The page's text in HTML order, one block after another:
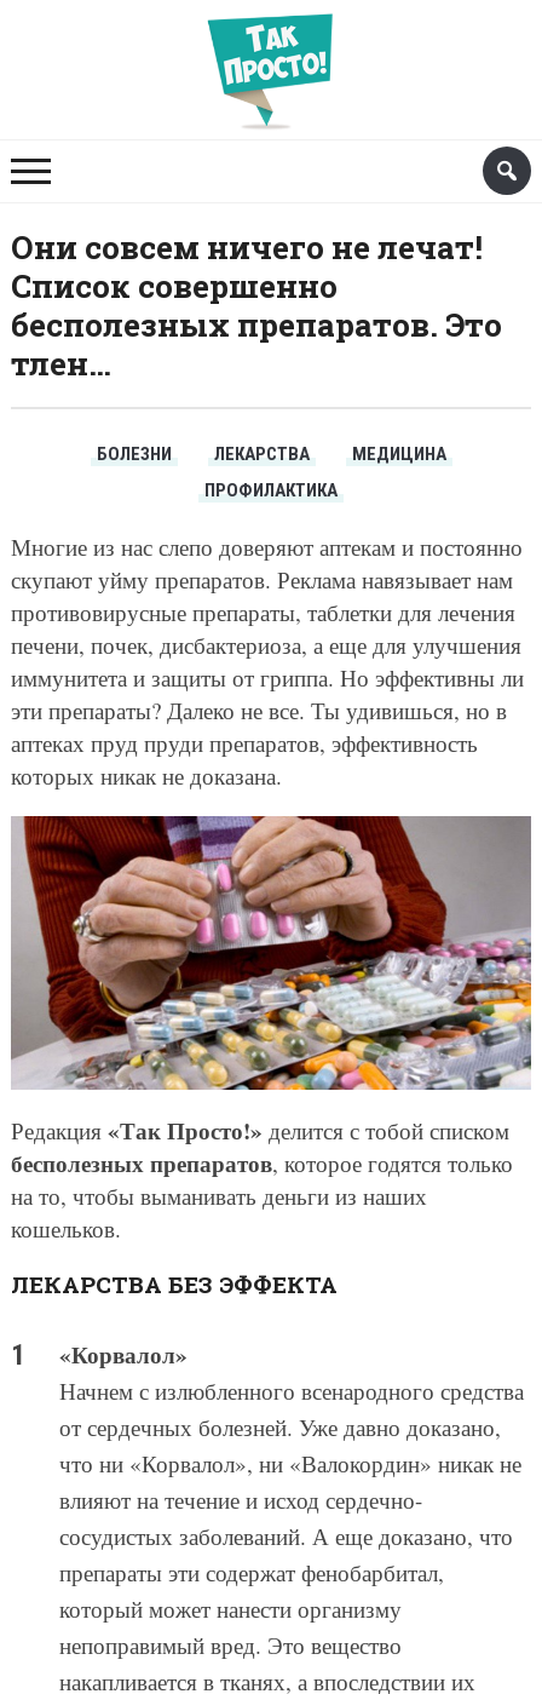
Они совсем ничего не лечат!
Список совершенно
бесполезных препаратов. Это
тлен…
БОЛЕЗНИ ЛЕКАРСТВА
МЕДИЦИНА
ПРОФИЛАКТИКА
Многие из нас слепо доверяют аптекам и постоянно
скупают уйму препаратов. Реклама навязывает нам
противовирусные препараты, таблетки для лечения
печени, почек, дисбактериоза, а еще для улучшения
иммунитета и защиты от гриппа. Но эффективны ли
эти препараты? Далеко не все. Ты удивишься, но в
аптеках пруд пруди препаратов, эффективность
которых никак не доказана.
Редакция «Так Просто!» делится с тобой списком
бесполезных препаратов, которое годятся только
на то, чтобы выманивать деньги из наших
кошельков.
ЛЕКАРСТВА БЕЗ ЭФФЕКТА
«Корвалол»
Начнем с излюбленного всенародного средства
от сердечных болезней. Уже давно доказано,
что ни «Корвалол», ни «Валокордин» никак не
влияют на течение и исход сердечно-
сосудистых заболеваний. А еще доказано, что
препараты эти содержат фенобарбитал,
который может нанести организму
непоправимый вред. Это вещество
накапливается в тканях, а впоследствии их